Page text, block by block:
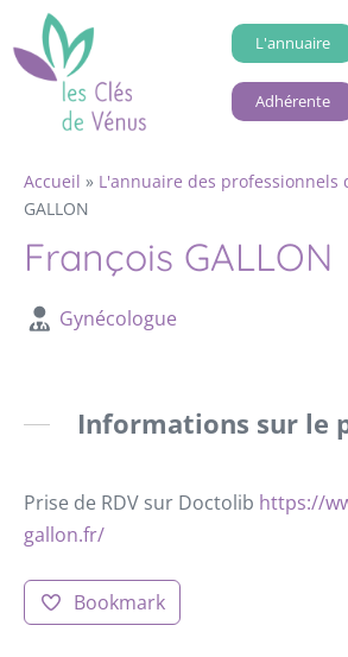
L'annuaire
Adhérente
Accueil » L'annuaire des professionnels
GALLON
François GALLON
Gynécologue
Informations sur le
Prise de RDV sur Doctolib https://
gallon.fr/
Bookmark